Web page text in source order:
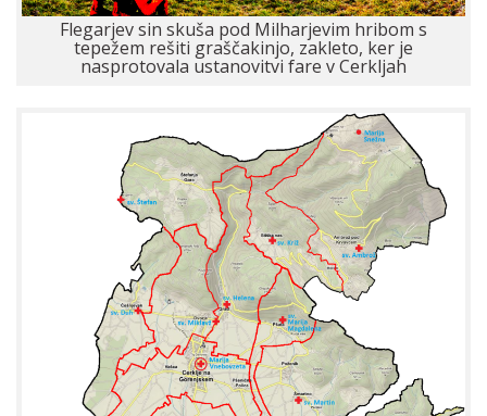
Flegarjev sin skuša pod Milharjevim hribom s
tepežem rešiti graščakinjo, zakleto, ker je
nasprotovala ustanovitvi fare v Cerkljah